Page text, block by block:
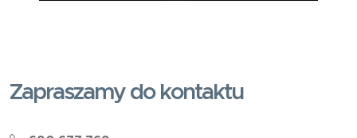
Zapraszamy do kontaktu